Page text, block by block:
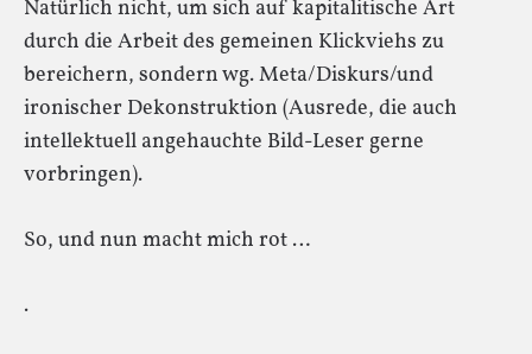
Natürlich nicht, um sich auf kapitalitische Art
durch die Arbeit des gemeinen Klickviehs zu
bereichern, sondern wg. Meta/Diskurs/und
ironischer Dekonstruktion (Ausrede, die auch
intellektuell angehauchte Bild-Leser gerne
vorbringen).
So, und nun macht mich rot …
.